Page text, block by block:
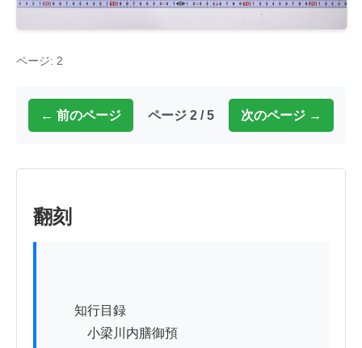
ページ: 2
← 前のページ ページ 2 / 5 次のページ →
翻刻
知行目録
小梁川内膳御預